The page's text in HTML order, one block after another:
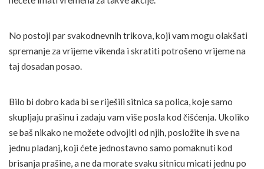
No postoji par svakodnevnih trikova, koji vam mogu olakšati
spremanje za vrijeme vikenda i skratiti potrošeno vrijeme na
taj dosadan posao.
Bilo bi dobro kada bi se riješili sitnica sa polica, koje samo
skupljaju prašinu i zadaju vam više posla kod čišćenja. Ukoliko
se baš nikako ne možete odvojiti od njih, posložite ih sve na
jednu pladanj, koji ćete jednostavno samo pomaknuti kod
brisanja prašine, a ne da morate svaku sitnicu micati jednu po